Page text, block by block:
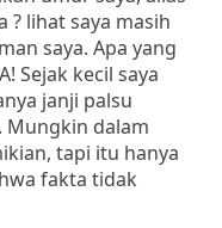
? lihat saya masih
saya. Apa yang
Sejak kecil saya
janji palsu
Mungkin dalam
tapi itu hanya
fakta tidak